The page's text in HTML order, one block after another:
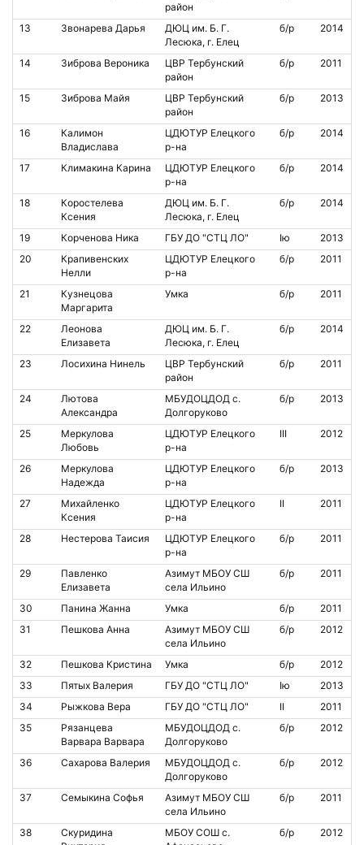
район
13 Звонарева Дарья
ДЮЦ им. Б. Г.
Лесюка, г. Елец
б/р 2014
14 Зиброва Вероника
ЦВР Тербунский
район
б/р 2011
15 Зиброва Майя
ЦВР Тербунский
район
б/р 2013
16
Калимон
Владислава
ЦДЮТУР Елецкого
р-на
б/р 2014
17 Климакина Карина
ЦДЮТУР Елецкого
р-на
б/р 2014
18
Коростелева
Ксения
ДЮЦ им. Б. Г.
Лесюка, г. Елец
б/р 2014
19 Корченова Ника ГБУ ДО "СТЦ ЛО" Iю
2013
20
Крапивенских
Нелли
ЦДЮТУР Елецкого
р-на
б/р 2011
21
Кузнецова
Маргарита
Умка б/р 2011
22
Леонова
Елизавета
ДЮЦ им. Б. Г.
Лесюка, г. Елец
б/р 2014
23 Лосихина Нинель
ЦВР Тербунский
район
б/р 2011
24
Лютова
Александра
МБУДОЦДОД с.
Долгоруково
б/р 2013
25
Меркулова
Любовь
ЦДЮТУР Елецкого
р-на
III 2012
26
Меркулова
Надежда
ЦДЮТУР Елецкого
р-на
б/р 2013
27
Михайленко
Ксения
ЦДЮТУР Елецкого
р-на
II 2011
28 Нестерова Таисия
ЦДЮТУР Елецкого
р-на
б/р 2011
29
Павленко
Елизавета
Азимут МБОУ СШ
села Ильино
б/р 2011
30 Панина Жанна Умка б/р
2011
31
Пешкова Анна
Азимут МБОУ СШ
села Ильино
б/р 2012
32 Пешкова Кристина Умка б/р
2012
33
Пятых Валерия ГБУ ДО "СТЦ ЛО" Iю
2013
34
Рыжкова Вера ГБУ ДО "СТЦ ЛО" II
2011
35
Рязанцева
Варвара Варвара
МБУДОЦДОД с.
Долгоруково
б/р 2012
36 Сахарова Валерия
МБУДОЦДОД с.
Долгоруково
б/р 2012
37 Семыкина Софья
Азимут МБОУ СШ
села Ильино
б/р 2011
38
Скуридина
МБОУ СОШ с.
б/р 2012